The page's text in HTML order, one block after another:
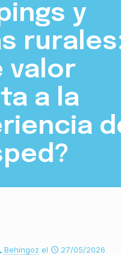
y
valor
a la
Behingoz el 27/05/2026